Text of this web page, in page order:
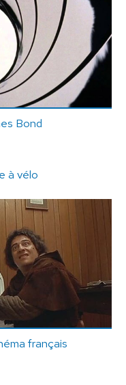
Bond
à vélo
français